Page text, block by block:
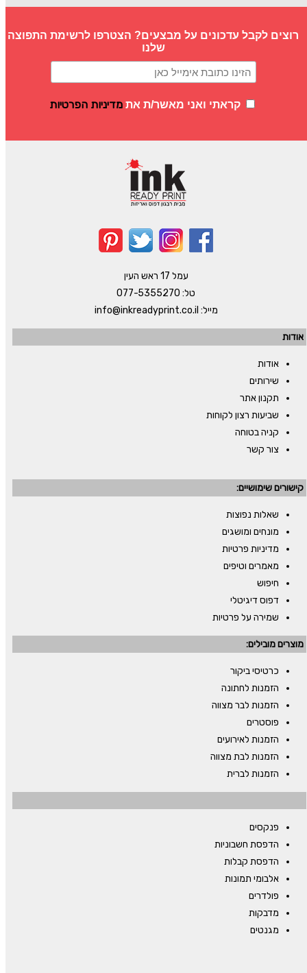
רוצים לקבל עדכונים על מבצעים? הצטרפו לרשימת התפוצה
שלנו
קראתי ואני מאשר/ת את מדיניות הפרטיות
עמל 17 ראש העין
טל: 077-5355270
מייל: info@inkreadyprint.co.il
אודות
אודות
שירותים
תקנון אתר
שביעות רצון לקוחות
קניה בטוחה
צור קשר
קישורים שימושיים:
שאלות נפוצות
מונחים ומושגים
מדיניות פרטיות
מאמרים וטיפים
חיפוש
דפוס דיגיטלי
שמירה על פרטיות
מוצרים מובילים:
כרטיסי ביקור
הזמנות לחתונה
הזמנות לבר מצווה
פוסטרים
הזמנות לאירועים
הזמנות לבת מצווה
הזמנות לברית
פנקסים
הדפסת חשבוניות
הדפסת קבלות
אלבומי תמונות
פולדרים
מדבקות
מגנטים